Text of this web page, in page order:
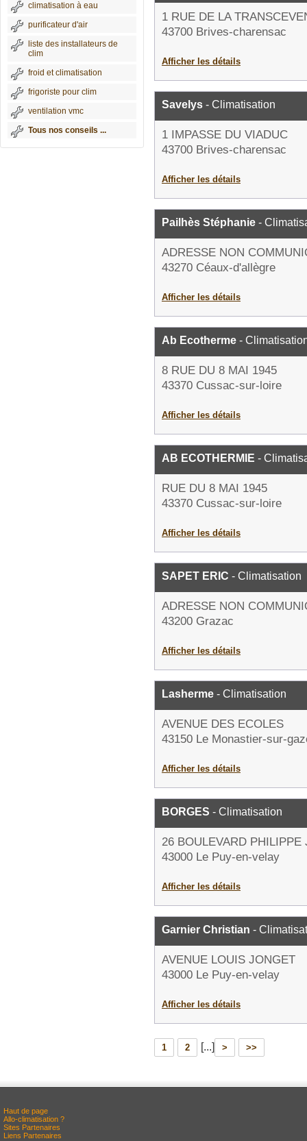
climatisation à eau
purificateur d'air
liste des installateurs de
clim
froid et climatisation
frigoriste pour clim
ventilation vmc
Tous nos conseils ...
1 RUE DE LA
43700 Brives-charensac
Afficher les détails
Savelys - Climatisation
1 IMPASSE DU VIADUC
43700 Brives-charensac
Afficher les détails
Pailhès Stéphanie -
ADRESSE NON
43270 Céaux-d'allègre
Afficher les détails
Ab Ecotherme -
8 RUE DU 8 MAI 1945
43370 Cussac-sur-loire
Afficher les détails
AB ECOTHERMIE -
RUE DU 8 MAI 1945
43370 Cussac-sur-loire
Afficher les détails
SAPET ERIC - Climatisation
ADRESSE NON
43200 Grazac
Afficher les détails
Lasherme - Climatisation
AVENUE DES ECOLES
43150 Le Monastier-sur-
Afficher les détails
BORGES - Climatisation
26 BOULEVARD PHILIPPE
43000 Le Puy-en-velay
Afficher les détails
Garnier Christian -
AVENUE LOUIS JONGET
43000 Le Puy-en-velay
Afficher les détails
1 2 [...] > >>
Haut de page
Allo-climatisation ?
Sites Partenaires
Liens Partenaires